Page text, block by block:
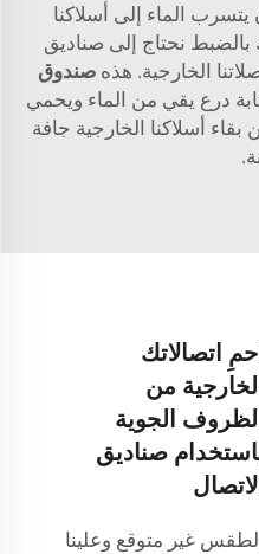
الماء إلى أسلاكنا
بالضبط نحتاج إلى صناديق
الخارجية. هذه صندوق
درع يقي من الماء ويحمي
بقاء أسلاكنا الخارجية جافة
احمِ اتصالاتك
الخارجية من
الظروف الجوية
صناديق
الاتصال
غير متوقع وعلينا